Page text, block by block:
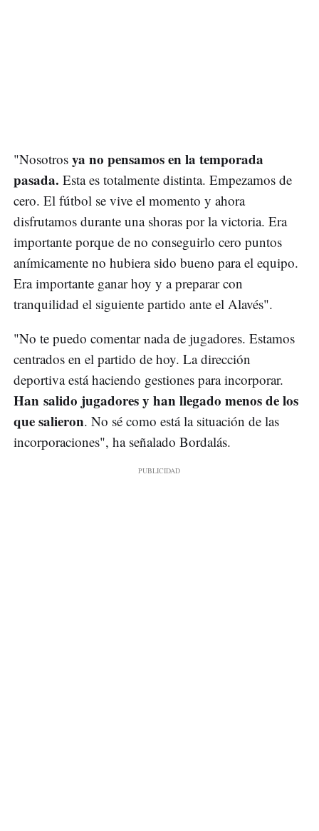
"Nosotros ya no pensamos en la temporada
pasada. Esta es totalmente distinta. Empezamos de
cero. El fútbol se vive el momento y ahora
disfrutamos durante una shoras por la victoria. Era
importante porque de no conseguirlo cero puntos
anímicamente no hubiera sido bueno para el equipo.
Era importante ganar hoy y a preparar con
tranquilidad el siguiente partido ante el Alavés".
"No te puedo comentar nada de jugadores. Estamos
centrados en el partido de hoy. La dirección
deportiva está haciendo gestiones para incorporar.
Han salido jugadores y han llegado menos de los
que salieron. No sé como está la situación de las
incorporaciones", ha señalado Bordalás.